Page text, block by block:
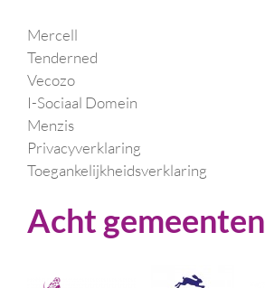
Mercell
Tenderned
Vecozo
I-Sociaal Domein
Menzis
Privacyverklaring
Toegankelijkheidsverklaring
Acht gemeenten